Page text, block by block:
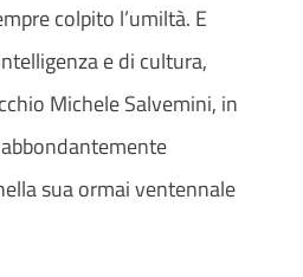
colpito l’umiltà. E
e di cultura,
Michele Salvemini, in
sua ormai ventennale